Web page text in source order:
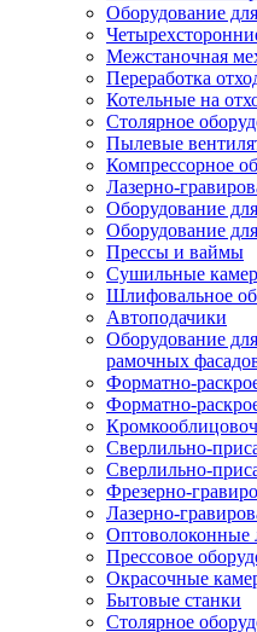
Оборудование
Межстаночная
Переработка
Котельные на
Столярное
Пылевые
Компрессорное
Лазерно-
Оборудование
Оборудование
Прессы и ваймы
Сушильные
Шлифовальное
Автоподачики
Оборудование
рамочных
Форматно-
Форматно-
Сверлильно-
Сверлильно-
Фрезерно-
Лазерно-
Оптоволоконные
Прессовое
Окрасочные
Бытовые станки
Столярное